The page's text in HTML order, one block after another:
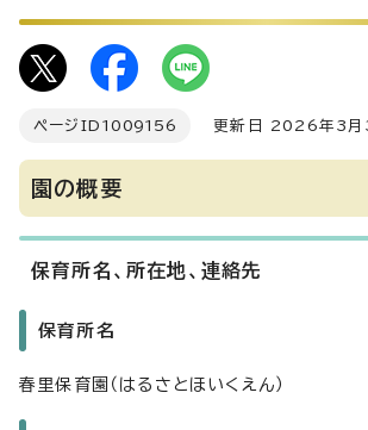
ページID 1009156 更新日 2026年3月
園の概要
保育所名、所在地、連絡先
保育所名
春里保育園（はるさとほいくえん）